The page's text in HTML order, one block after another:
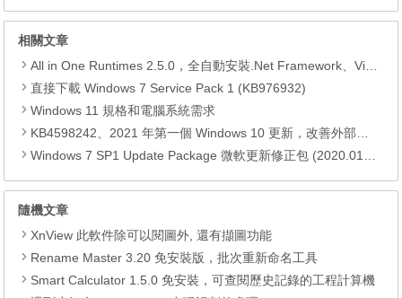
相關文章
All in One Runtimes 2.5.0，全自動安裝.Net Framework、Visual C++、DirectX、Flash Player、JRE
直接下載 Windows 7 Service Pack 1 (KB976932)
Windows 11 規格和電腦系統需求
KB4598242、2021 年第一個 Windows 10 更新，改善外部裝置安全性、解決HTTPS安全漏洞、印表機呼叫(RPC)漏洞
Windows 7 SP1 Update Package 微軟更新修正包 (2020.01月份)
隨機文章
XnView 此軟件除可以閱圖外, 還有擷圖功能
Rename Master 3.20 免安裝版，批次重新命名工具
Smart Calculator 1.5.0 免安裝，可查閱歷史記錄的工程計算機